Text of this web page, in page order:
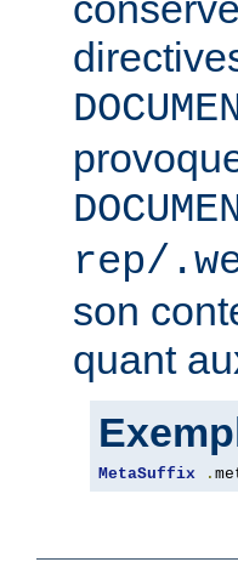
rep/
son
quant
MetaSuffix .